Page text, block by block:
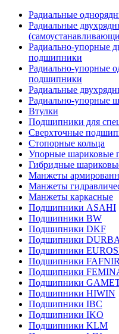
Радиальные
Радиальные
Радиально-упорные
подшипники
Радиально-упорные
подшипники
Радиальные
Радиально-упорные
Втулки
Подшипники для
Сверхточные
Стопорные кольца
Упорные шариковые
Гибридные
Манжеты
Манжеты
Манжеты каркасные
Подшипники ASAHI
Подшипники BW
Подшипники DKF
Подшипники
Подшипники
Подшипники FAFNIR
Подшипники
Подшипники
Подшипники HIWIN
Подшипники IBC
Подшипники IKO
Подшипники KLM